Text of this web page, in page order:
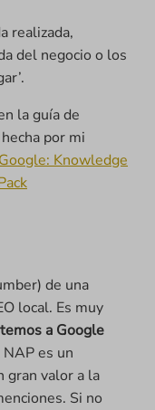
realizada,
del negocio o los
la guía de
por mi
Knowledge
de una
local. Es muy
a Google
NAP es un
gran valor a la
Si no